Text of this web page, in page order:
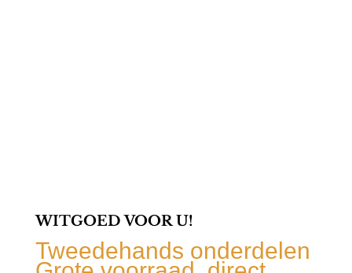
WITGOED VOOR U!
Tweedehands onderdelen